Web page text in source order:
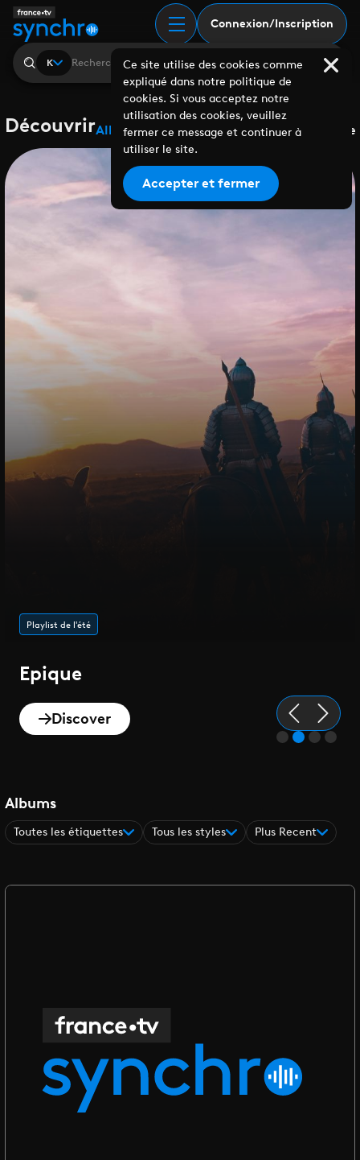
Connexion/Inscription
K
DécouvrirAlbumsPlaylistsCollaborationsLabels Genre
Playlist de l'été
Epique
Discover
Albums
Toutes les étiquettes Tous les styles Plus Recent
Ce site utilise des cookies comme
expliqué dans notre politique de
cookies. Si vous acceptez notre
utilisation des cookies, veuillez
fermer ce message et continuer à
utiliser le site.
Accepter et fermer